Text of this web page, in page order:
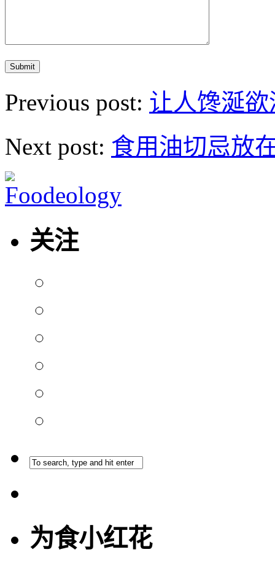
Previous post: 让人馋涎
Next post: 食用油切忌放
关注
为食小红花